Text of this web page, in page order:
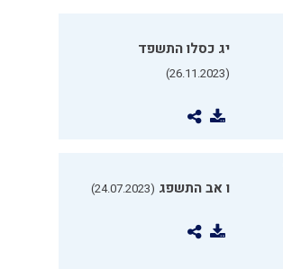
יג כסלו התשפד
(26.11.2023)
ו אב התשפג (24.07.2023)